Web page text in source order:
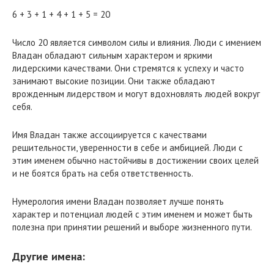
6 + 3 + 1 + 4 + 1 + 5 = 20
Число 20 является символом силы и влияния. Люди с имением
Владан обладают сильным характером и яркими
лидерскими качествами. Они стремятся к успеху и часто
занимают высокие позиции. Они также обладают
врожденным лидерством и могут вдохновлять людей вокруг
себя.
Имя Владан также ассоциируется с качествами
решительности, уверенности в себе и амбицией. Люди с
этим именем обычно настойчивы в достижении своих целей
и не боятся брать на себя ответственность.
Нумерология имени Владан позволяет лучше понять
характер и потенциал людей с этим именем и может быть
полезна при принятии решений и выборе жизненного пути.
Другие имена: